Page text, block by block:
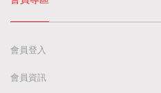
會員登入
會員資訊